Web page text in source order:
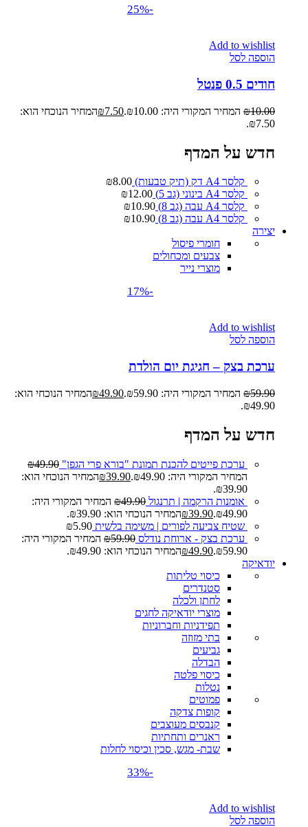
-25%
Add to wishlist
הוספה לסל
חודים 0.5 פנטל
₪10.00 המחיר המקורי היה: ₪10.00. ₪7.50
המחיר הנוכחי הוא:
₪7.50.
חדש על המדף
קלסר A4 דק (תיק טבעות) ₪8.00
קלסר A4 בינוני (גב 5)
₪12.00
קלסר A4 עבה (גב 8)
₪10.90
קלסר A4 עבה (גב 8)
₪10.90
יצירה
חומרי פיסול
צבעים ומכחולים
מוצרי נייר
-17%
Add to wishlist
הוספה לסל
ערכת בצק – חגיגת יום הולדת
₪59.90 המחיר המקורי היה: ₪59.90. ₪49.90
המחיר הנוכחי הוא:
₪49.90.
חדש על המדף
ערכת פייטים להכנת תמונת "בורא פרי הגפן" ₪49.90
המחיר המקורי היה: ₪49.90.
₪39.90
המחיר הנוכחי הוא:
₪39.90.
אומנות הרקמה | תרנגול
₪49.90
המחיר המקורי היה:
₪49.90.
₪39.90
המחיר הנוכחי הוא: ₪39.90.
שטיח צביעה לפורים | משימה בלשית
₪5.90
ערכת בצק - ארוחת נודלס
₪59.90
המחיר המקורי היה:
₪59.90.
₪49.90
המחיר הנוכחי הוא: ₪49.90.
יודאיקה
כיסוי טליתות
סטנדרים
לחתן ולכלה
מוצרי יודאיקה לחגים
תפידניות וחברוניות
בתי מזוזה
גביעים
הבדלה
כיסוי פלטה
נטלות
פמוטים
קופות צדקה
קנבסים מעוצבים
ראנרים ותחתיות
שבת- מגש, סכין וכיסוי לחלות
-33%
Add to wishlist
הוספה לסל